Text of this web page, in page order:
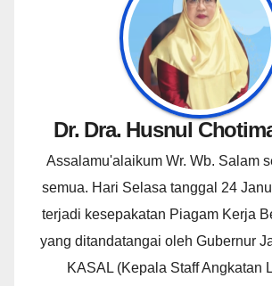
Dr. Dra. Husnul
Assalamu'alaikum Wr. Wb. Salam
semua. Hari Selasa tanggal 24
terjadi kesepakatan Piagam Kerja
yang ditandatangai oleh Gubernur
KASAL (Kepala Staff Angkatan